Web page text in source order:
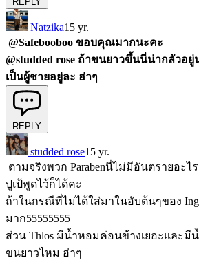
Natzika15 yr.
@Safebooboo ขอบคุณมากนะคะ
@studded rose ถ้าขนยาวขึ้นนี่น่ากลัวอ
เป็นผู้ชายอยู่ละ ฮ่าๆ
REPLY
studded rose15 yr.
ตามจริงพวก Parabenนี่ไม่มีอันตรายอะ
ปูเป้พูดไว้ก็ได้คะ
ถ้าในกรณีที่ไม่ได้ใส่มาในอับต้นๆของ
มาก55555555
ส่วน Thlos มีน้ำหอมค่อนข้างเยอะและมี
ขนยาวไหม ฮ่าๆ